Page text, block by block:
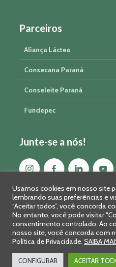
Parceiros
Aliança Láctea
Consecana Paraná
Conseleite Paraná
Fundepec
Junte-se a nós!
Sistema FAEP/SENAR-PR © 2026
0401 - Fax: 41
Usamos cookies em nosso site
lembrando suas preferências e
“Aceitar todos”, você concorda
No entanto, você pode visitar
consentimento controlado. Ao
nosso site, você concorda com
Política de Privacidade. SAIBA
CONFIGURAR ACEITAR